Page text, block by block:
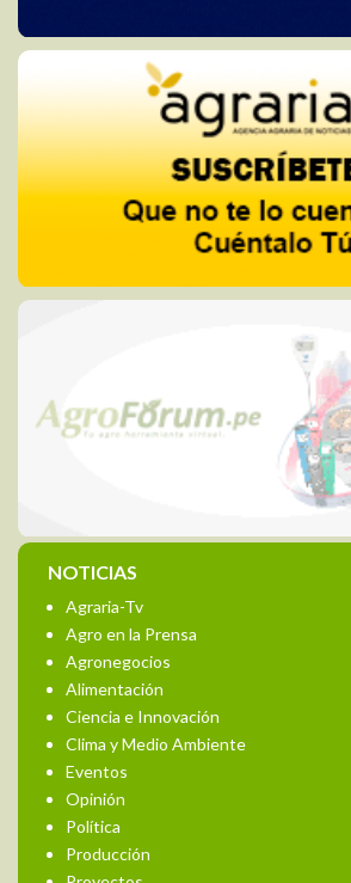
NOTICIAS
Agraria-Tv
Agro en la Prensa
Agronegocios
Alimentación
Ciencia e Innovación
Clima y Medio Ambiente
Eventos
Opinión
Política
Producción